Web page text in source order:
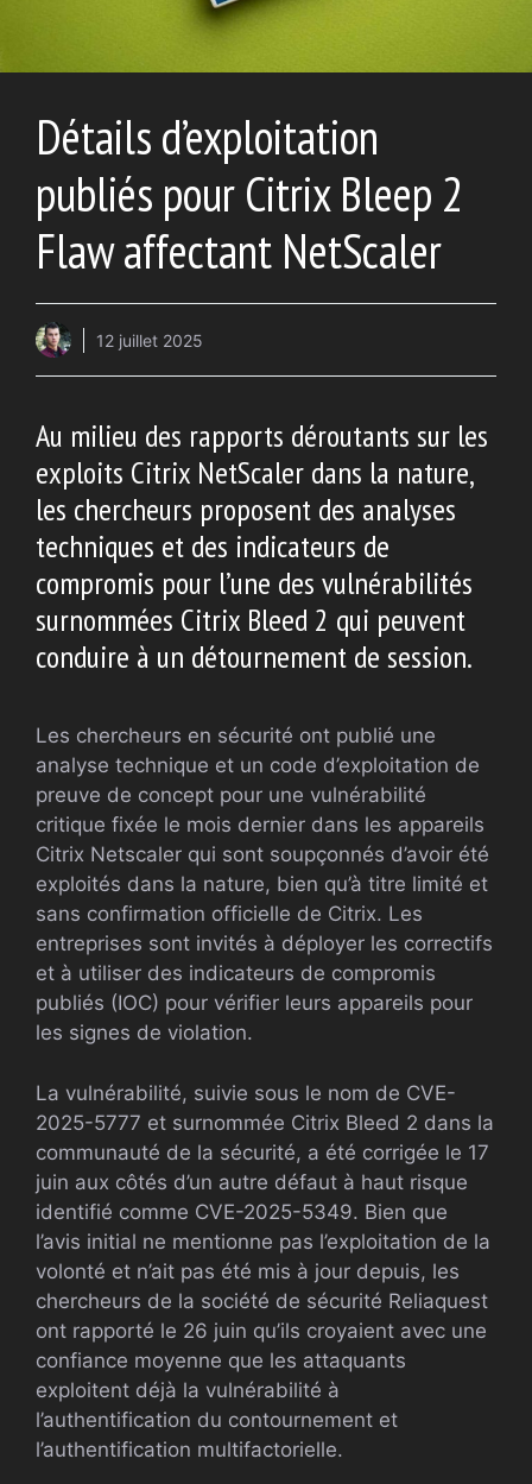
Détails d’exploitation
publiés pour Citrix Bleep 2
Flaw affectant NetScaler
12 juillet 2025
Au milieu des rapports déroutants sur les
exploits Citrix NetScaler dans la nature,
les chercheurs proposent des analyses
techniques et des indicateurs de
compromis pour l’une des vulnérabilités
surnommées Citrix Bleed 2 qui peuvent
conduire à un détournement de session.
Les chercheurs en sécurité ont publié une
analyse technique et un code d’exploitation de
preuve de concept pour une vulnérabilité
critique fixée le mois dernier dans les appareils
Citrix Netscaler qui sont soupçonnés d’avoir été
exploités dans la nature, bien qu’à titre limité et
sans confirmation officielle de Citrix. Les
entreprises sont invités à déployer les correctifs
et à utiliser des indicateurs de compromis
publiés (IOC) pour vérifier leurs appareils pour
les signes de violation.
La vulnérabilité, suivie sous le nom de CVE-
2025-5777 et surnommée Citrix Bleed 2 dans la
communauté de la sécurité, a été corrigée le 17
juin aux côtés d’un autre défaut à haut risque
identifié comme CVE-2025-5349. Bien que
l’avis initial ne mentionne pas l’exploitation de la
volonté et n’ait pas été mis à jour depuis, les
chercheurs de la société de sécurité Reliaquest
ont rapporté le 26 juin qu’ils croyaient avec une
confiance moyenne que les attaquants
exploitent déjà la vulnérabilité à
l’authentification du contournement et
l’authentification multifactorielle.